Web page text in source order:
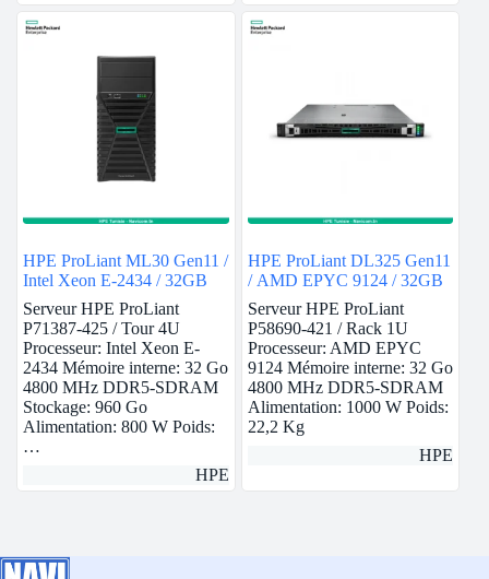
HPE ProLiant ML30 Gen11 /
Intel Xeon E-2434 / 32GB
Serveur HPE ProLiant
P71387-425 / Tour 4U
Processeur: Intel Xeon E-
2434 Mémoire interne: 32 Go
4800 MHz DDR5-SDRAM
Stockage: 960 Go
Alimentation: 800 W Poids:
…
HPE
HPE ProLiant DL325 Gen11
/ AMD EPYC 9124 / 32GB
Serveur HPE ProLiant
P58690-421 / Rack 1U
Processeur: AMD EPYC
9124 Mémoire interne: 32 Go
4800 MHz DDR5-SDRAM
Alimentation: 1000 W Poids:
22,2 Kg
HPE